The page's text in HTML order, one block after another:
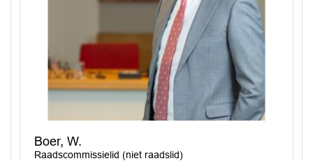
Boer, W.
Raadscommissielid (niet raadslid)